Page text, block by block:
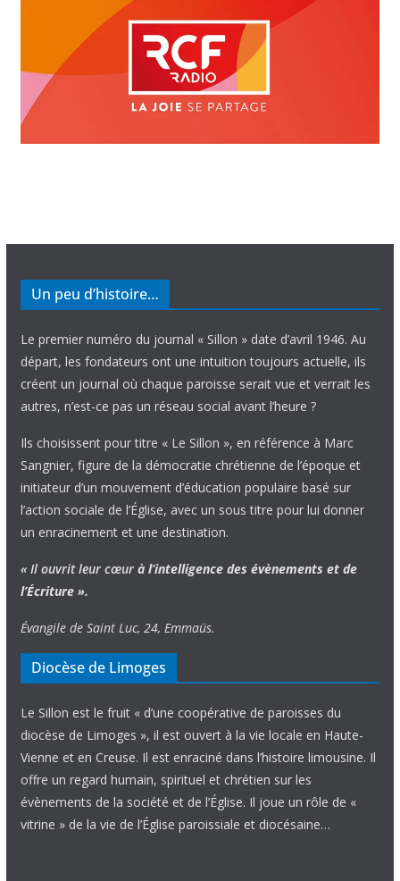
Un peu d’histoire…
Le premier numéro du journal « Sillon » date d’avril 1946. Au
départ, les fondateurs ont une intuition toujours actuelle, ils
créent un journal où chaque paroisse serait vue et verrait les
autres, n’est-ce pas un réseau social avant l’heure ?
Ils choisissent pour titre « Le Sillon », en référence à Marc
Sangnier, figure de la démocratie chrétienne de l’époque et
initiateur d’un mouvement d’éducation populaire basé sur
l’action sociale de l’Église, avec un sous titre pour lui donner
un enracinement et une destination.
« Il ouvrit leur cœur à l’intelligence des évènements et de
l’Écriture ».
Évangile de Saint Luc, 24, Emmaüs.
Diocèse de Limoges
Le Sillon est le fruit « d’une coopérative de paroisses du
diocèse de Limoges », il est ouvert à la vie locale en Haute-
Vienne et en Creuse. Il est enraciné dans l’histoire limousine. Il
offre un regard humain, spirituel et chrétien sur les
évènements de la société et de l’Église. Il joue un rôle de «
vitrine » de la vie de l’Église paroissiale et diocésaine…